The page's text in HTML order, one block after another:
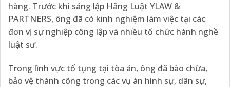
hàng. Trước khi sáng lập Hãng Luật YLAW &
PARTNERS, ông đã có kinh nghiệm làm việc tại các
đơn vị sự nghiệp công lập và nhiều tổ chức hành nghề
luật sư.
Trong lĩnh vực tố tụng tại tòa án, ông đã bào chữa,
bảo vệ thành công trong các vụ án hình sự, dân sự,